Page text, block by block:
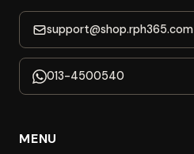
support@shop.rph365.com
013-4500540
MENU